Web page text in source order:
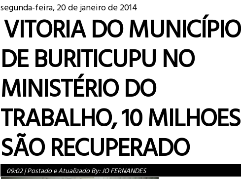
segunda-feira, 20 de janeiro de 2014
VITORIA DO MUNICÍPIO
DE BURITICUPU NO
MINISTÉRIO DO
TRABALHO, 10 MILHOES
SÃO RECUPERADO
09:02|Postado e Atualizado By:JO FERNANDES